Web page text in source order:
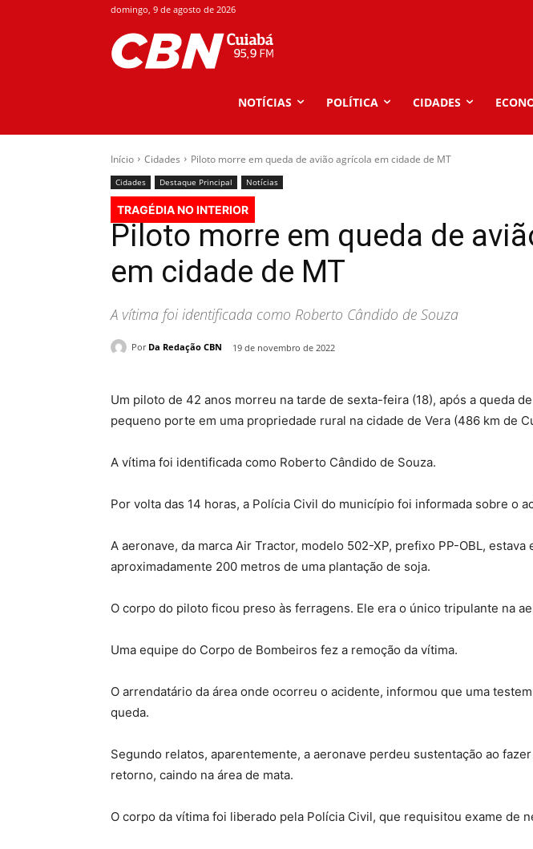
domingo, 9 de agosto de 2026
NOTÍCIAS POLÍTICA CIDADES
Início Cidades Piloto morre em queda de avião agrícola em cidade de MT
Cidades Destaque Principal Notícias
TRAGÉDIA NO INTERIOR
Piloto morre em queda de
em cidade de MT
A vítima foi identificada como Roberto Cândido de Souza
Por Da Redação CBN 19 de novembro de 2022
Um piloto de 42 anos morreu na tarde de sexta-feira (18), após a queda
pequeno porte em uma propriedade rural na cidade de Vera (486 km de
A vítima foi identificada como Roberto Cândido de Souza.
Por volta das 14 horas, a Polícia Civil do município foi informada sobre o
A aeronave, da marca Air Tractor, modelo 502-XP, prefixo PP-OBL, estava
aproximadamente 200 metros de uma plantação de soja.
O corpo do piloto ficou preso às ferragens. Ele era o único tripulante na
Uma equipe do Corpo de Bombeiros fez a remoção da vítima.
O arrendatário da área onde ocorreu o acidente, informou que uma
queda.
Segundo relatos, aparentemente, a aeronave perdeu sustentação ao
retorno, caindo na área de mata.
O corpo da vítima foi liberado pela Polícia Civil, que requisitou exame de